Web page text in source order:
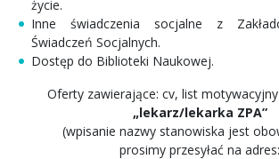
życie.
Inne świadczenia socjalne z
Świadczeń Socjalnych.
Dostęp do Biblioteki Naukowej.
Oferty zawierające: cv, list
„lekarz/lekarka ZPA”
(wpisanie nazwy stanowiska jest
prosimy przesyłać na adres: